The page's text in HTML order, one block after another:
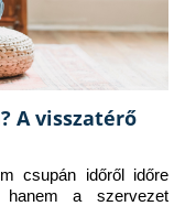
A visszatérő
csupán időről időre
hanem a szervezet